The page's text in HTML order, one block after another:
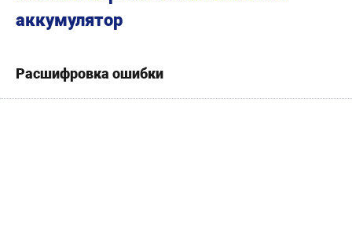
аккумулятор
Расшифровка ошибки